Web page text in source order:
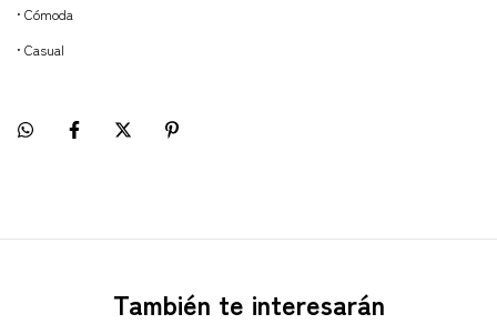
• Cómoda
• Casual
También te interesarán